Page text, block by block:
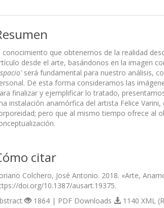
conocimiento que obtenemos de la realidad
desde el arte, basándonos en la imagen
será fundamental para nuestro análisis,
De esta forma consideramos las
finalizar y ejemplificar lo tratado,
instalación anamórfica del artista Felice
pero que al mismo tiempo ofrece al
citar
Colchero, José Antonio. 2018. «Arte,
doi.org/10.1387/ausart.19375.
1864 | PDF Downloads 1140 XML